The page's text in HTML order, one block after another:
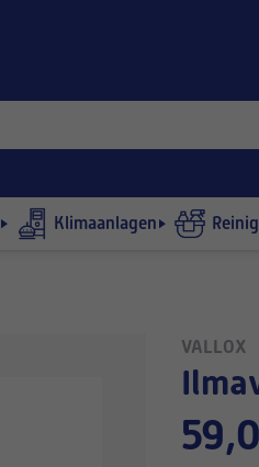
Klimaanlagen
VALLOX